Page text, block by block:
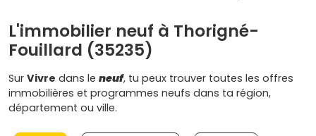
L'immobilier neuf à Thorigné-
Fouillard (35235)
Sur Vivre dans le neuf, tu peux trouver toutes les offres
immobilières et programmes neufs dans ta région,
département ou ville.